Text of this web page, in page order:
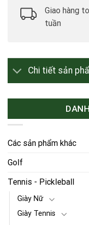
Giao hàng
tuần
Chi tiết sản
Các sản phẩm khác
Golf
Tennis - Pickleball
Giày Nữ
Giày Tennis